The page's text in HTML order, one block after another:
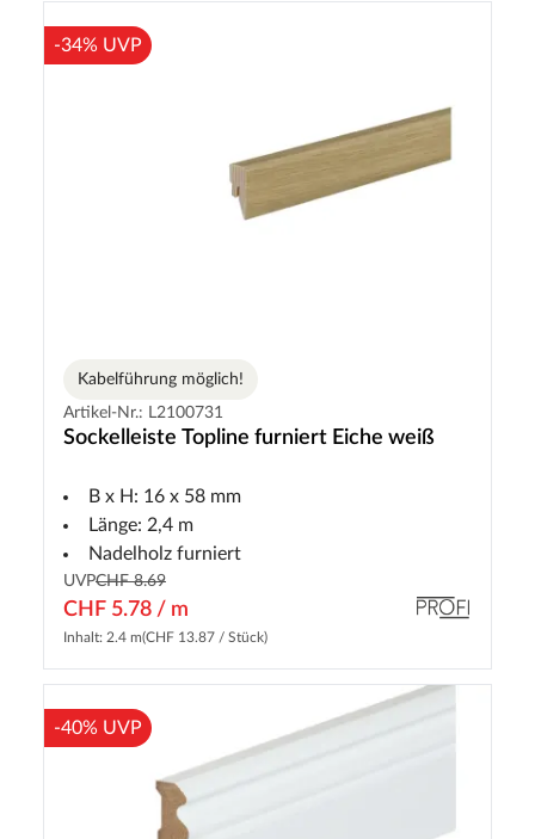
-34% UVP
Kabelführung möglich!
Artikel-Nr.: L2100731
Sockelleiste Topline furniert Eiche weiß
B x H: 16 x 58 mm
Länge: 2,4 m
Nadelholz furniert
UVPCHF 8.69
CHF 5.78 / m
Inhalt: 2.4 m(CHF 13.87 / Stück)
-40% UVP